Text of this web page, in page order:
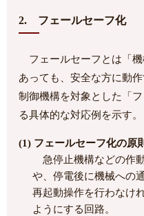
2. フェールセーフ化
フェールセーフとは「
あっても、安全な方に動
制御機構を対象とした「
る具体的な対応例を示す。
(1) フェールセーフ化の原
急停止機構などの作
や、停電後に機械への
再起動操作を行わなけ
ようにする回路。